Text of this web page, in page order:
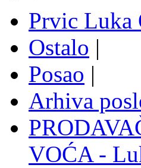
Prvic Luka
Ostalo |
Posao |
Arhiva
VOĆA -